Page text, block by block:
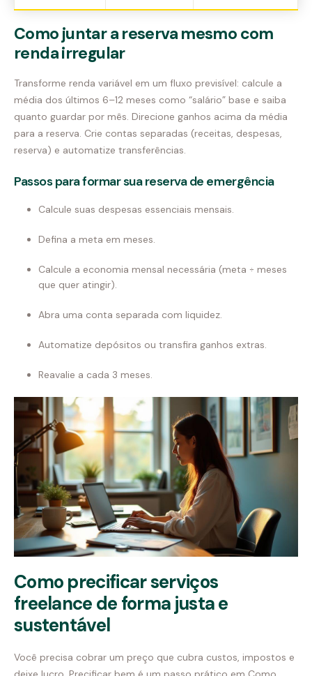
Como juntar a reserva mesmo com
renda irregular
Transforme renda variável em um fluxo previsível: calcule a
média dos últimos 6–12 meses como “salário” base e saiba
quanto guardar por mês. Direcione ganhos acima da média
para a reserva. Crie contas separadas (receitas, despesas,
reserva) e automatize transferências.
Passos para formar sua reserva de emergência
Calcule suas despesas essenciais mensais.
Defina a meta em meses.
Calcule a economia mensal necessária (meta ÷ meses
que quer atingir).
Abra uma conta separada com liquidez.
Automatize depósitos ou transfira ganhos extras.
Reavalie a cada 3 meses.
Como precificar serviços
freelance de forma justa e
sustentável
Você precisa cobrar um preço que cubra custos, impostos e